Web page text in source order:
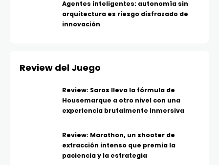
Agentes inteligentes: autonomía sin
arquitectura es riesgo disfrazado de
innovación
Review del Juego
Review: Saros lleva la fórmula de
Housemarque a otro nivel con una
experiencia brutalmente inmersiva
Review: Marathon, un shooter de
extracción intenso que premia la
paciencia y la estrategia